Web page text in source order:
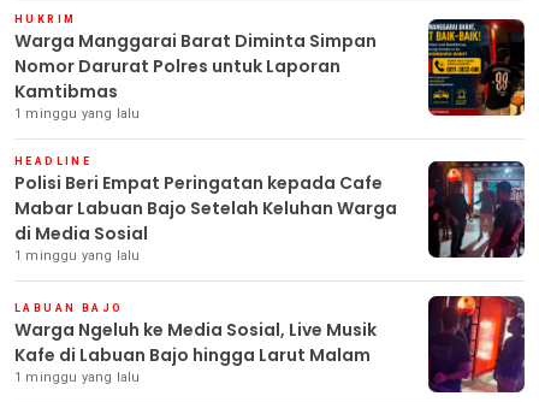
HUKRIM
Warga Manggarai Barat Diminta Simpan
Nomor Darurat Polres untuk Laporan
Kamtibmas
1 minggu yang lalu
HEADLINE
Polisi Beri Empat Peringatan kepada Cafe
Mabar Labuan Bajo Setelah Keluhan Warga
di Media Sosial
1 minggu yang lalu
LABUAN BAJO
Warga Ngeluh ke Media Sosial, Live Musik
Kafe di Labuan Bajo hingga Larut Malam
1 minggu yang lalu